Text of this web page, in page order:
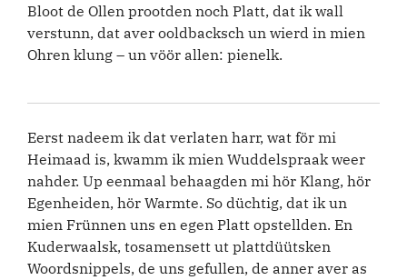
Bloot de Ollen prootden noch Platt, dat ik wall
verstunn, dat aver ooldbacksch un wierd in mien
Ohren klung – un vöör allen: pienelk.
Eerst nadeem ik dat verlaten harr, wat för mi
Heimaad is, kwamm ik mien Wuddelspraak weer
nahder. Up eenmaal behaagden mi hör Klang, hör
Egenheiden, hör Warmte. So düchtig, dat ik un
mien Frünnen uns en egen Platt opstellden. En
Kuderwaalsk, tosamensett ut plattdüütsken
Woordsnippels, de uns gefullen, de anner aver as